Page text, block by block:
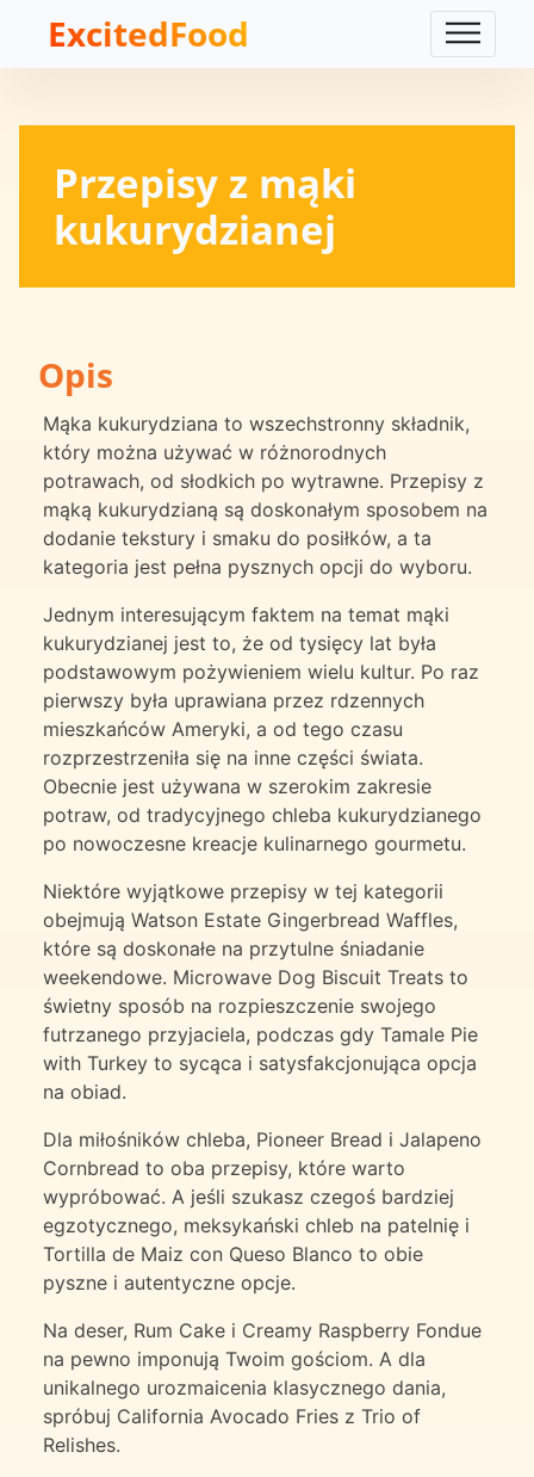
ExcitedFood
Przepisy z mąki
kukurydzianej
Opis
Mąka kukurydziana to wszechstronny składnik,
który można używać w różnorodnych
potrawach, od słodkich po wytrawne. Przepisy z
mąką kukurydzianą są doskonałym sposobem na
dodanie tekstury i smaku do posiłków, a ta
kategoria jest pełna pysznych opcji do wyboru.
Jednym interesującym faktem na temat mąki
kukurydzianej jest to, że od tysięcy lat była
podstawowym pożywieniem wielu kultur. Po raz
pierwszy była uprawiana przez rdzennych
mieszkańców Ameryki, a od tego czasu
rozprzestrzeniła się na inne części świata.
Obecnie jest używana w szerokim zakresie
potraw, od tradycyjnego chleba kukurydzianego
po nowoczesne kreacje kulinarnego gourmetu.
Niektóre wyjątkowe przepisy w tej kategorii
obejmują Watson Estate Gingerbread Waffles,
które są doskonałe na przytulne śniadanie
weekendowe. Microwave Dog Biscuit Treats to
świetny sposób na rozpieszczenie swojego
futrzanego przyjaciela, podczas gdy Tamale Pie
with Turkey to sycąca i satysfakcjonująca opcja
na obiad.
Dla miłośników chleba, Pioneer Bread i Jalapeno
Cornbread to oba przepisy, które warto
wypróbować. A jeśli szukasz czegoś bardziej
egzotycznego, meksykański chleb na patelnię i
Tortilla de Maiz con Queso Blanco to obie
pyszne i autentyczne opcje.
Na deser, Rum Cake i Creamy Raspberry Fondue
na pewno imponują Twoim gościom. A dla
unikalnego urozmaicenia klasycznego dania,
spróbuj California Avocado Fries z Trio of
Relishes.